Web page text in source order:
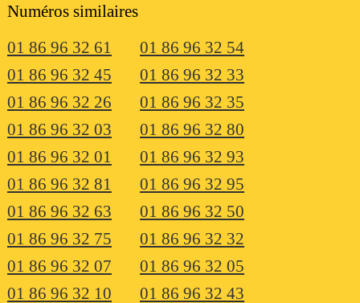
Numéros similaires
01 86 96 32 61
01 86 96 32 54
01 86 96 32 45
01 86 96 32 33
01 86 96 32 26
01 86 96 32 35
01 86 96 32 03
01 86 96 32 80
01 86 96 32 01
01 86 96 32 93
01 86 96 32 81
01 86 96 32 95
01 86 96 32 63
01 86 96 32 50
01 86 96 32 75
01 86 96 32 32
01 86 96 32 07
01 86 96 32 05
01 86 96 32 10
01 86 96 32 43